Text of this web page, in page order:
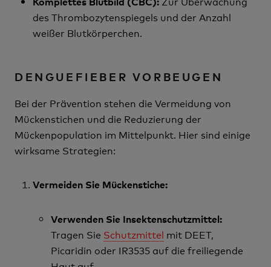
des Thrombozytenspiegels und der Anzahl
weißer Blutkörperchen.
DENGUEFIEBER VORBEUGEN
Bei der Prävention stehen die Vermeidung von
Mückenstichen und die Reduzierung der
Mückenpopulation im Mittelpunkt. Hier sind einige
wirksame Strategien:
Vermeiden Sie Mückenstiche:
Verwenden Sie Insektenschutzmittel:
Tragen Sie Schutzmittel mit DEET,
Picaridin oder IR3535 auf die freiliegende